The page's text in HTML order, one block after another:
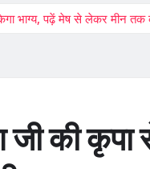
भाग्य, पढ़ें मेष से लेकर मीन तक
की कृपा